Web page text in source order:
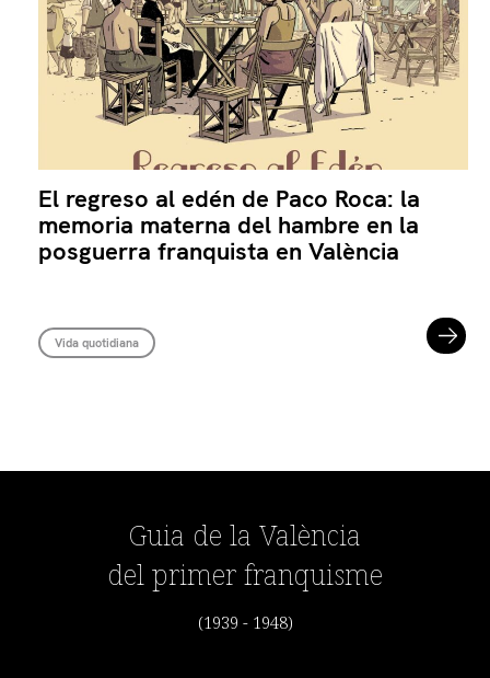
El regreso al edén de Paco Roca: la
memoria materna del hambre en la
posguerra franquista en València
Vida quotidiana
Guia de la València
del primer franquisme
(1939 - 1948)